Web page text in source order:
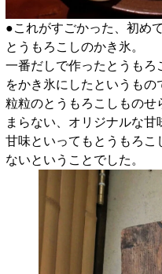
●これがすごかった、初め
とうもろこしのかき氷。
一番だしで作ったとうも
をかき氷にしたというもの
粒粒のとうもろこしものせ
まらない、オリジナルな甘
甘味といってもとうもろこ
ないということでした。